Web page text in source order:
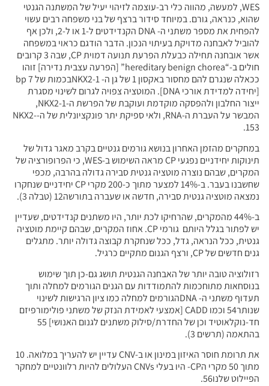
WES, למעשה, מהווה כלי רב-עוצמה לזיהוי יעיל של המשתנה הגנטי
שהוא, כנראה, גורם. במיוחד סידור ברצף של בני משפחה רבים עשוי
להפחית את מספר משתני ה- DNA הקנדידטים ל-1 או ל-2, ולכן אף
להוביל לאבחנה מדויקת בעיתוי הנכון. הדבר הודגם כראוי במשפחה
אשר אובחנה תחילה כבעלת הפרעת תנועה דמוית CP, שבה 3 קרובים
חולים ב-“hereditary benign chorea” [הפרעה עצבית נדירה] זוהו
ככאלה שנגרם להם מחסור באקסון 1 של גן ה- NKX2-1בכמות של 7 bp
[יחידה למדידת אורכי DNA]. המוטציה צפויה לגרום לשינוי מסגרת
ייצור החלבון ולהפסקה מוקדמת ועוקבת של הפרשת ה-NKX2-1,
המבשר על העברת ה-RNA, ולאי ספיקת יתר פונקציונלית של ה-NKX2-
153.
במחקרים מהזמן האחרון בנושא גורמים גנטיים בקרב מאגר גדול של
תינוקות יחידניים נפגעי CP מראה השימוש ב-WES, כי הפרופורציה של
המקרים, שבהם נוצרה מוטציה גנטית סבירה גדולה בהרבה, מכפי
שחשבנו בעבר. ב-14% למצער מתוך כ-200 מקרי CP יחידניים שנחקרו
נמצאה מוטציה גנטית סבירה, חדשה או שעברה בתורשה12 (טבלה 3).
ב-44% מהמקרים, שהרחיקו לכת יותר, היו משתנים קנדידטים, שעדיין
יש לפתור בגלל היותם גורמי CP. אחוז המקרים, שבהם קיימת מוטציה
גנטית, ככל הנראה, גדל, ככל שנחקרת קבוצה גדולה יותר. מתגלים
גנים חדשים של CP, ורצף הגנום מתקיים כרגיל.
רזולוציה טובה יותר של האבחנה הגנטית תושג גם-כן תוך שימוש
בנוסחאות מתוחכמות להתמודדות עם הגנים הגורמים למחלה ותוך
תעדוף משתני ה- DNAהגורמים למחלה כמו ציון הרגישות לשינוי
שנותר54 וכמו CADD [אמצעי לאמידת הנזק של משתני פולימורפיזם
חד-נוקלאוטיד וכן של החדרת/סילוק משתנים לגנום האנושי] 55
בהתאמה (תרשים 3).
את תרומת חוסר האיזון במינון או ב-CNV עדיין יש להעריך במלואה. 10
מתוך 50 מקרי הCP- היו בעלי CNVs העלולים להיות רלוונטיים למחקר
הפיילוט שלנו56.